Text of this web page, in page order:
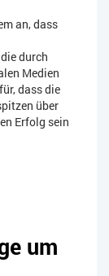
an, dass
durch
Medien
dass die
über
Erfolg sein
um